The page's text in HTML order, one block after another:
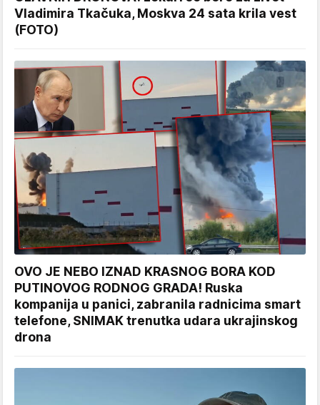
Vladimira Tkačuka, Moskva 24 sata krila vest
(FOTO)
OVO JE NEBO IZNAD KRASNOG BORA KOD
PUTINOVOG RODNOG GRADA! Ruska
kompanija u panici, zabranila radnicima smart
telefone, SNIMAK trenutka udara ukrajinskog
drona